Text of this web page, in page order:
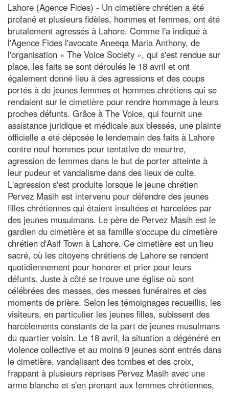
Lahore (Agence Fides) - Un cimetière chrétien a été
profané et plusieurs fidèles, hommes et femmes, ont été
brutalement agressés à Lahore. Comme l'a indiqué à
l'Agence Fides l'avocate Aneeqa Maria Anthony, de
l'organisation « The Voice Society », qui s'est rendue sur
place, les faits se sont déroulés le 18 avril et ont
également donné lieu à des agressions et des coups
portés à de jeunes femmes et hommes chrétiens qui se
rendaient sur le cimetière pour rendre hommage à leurs
proches défunts. Grâce à The Voice, qui fournit une
assistance juridique et médicale aux blessés, une plainte
officielle a été déposée le lendemain des faits à Lahore
contre neuf hommes pour tentative de meurtre,
agression de femmes dans le but de porter atteinte à
leur pudeur et vandalisme dans des lieux de culte.
L'agression s'est produite lorsque le jeune chrétien
Pervez Masih est intervenu pour défendre des jeunes
filles chrétiennes qui étaient insultées et harcelées par
des jeunes musulmans. Le père de Pervez Masih est le
gardien du cimetière et sa famille s'occupe du cimetière
chrétien d'Asif Town à Lahore. Ce cimetière est un lieu
sacré, où les citoyens chrétiens de Lahore se rendent
quotidiennement pour honorer et prier pour leurs
défunts. Juste à côté se trouve une église où sont
célébrées des messes, des messes funéraires et des
moments de prière. Selon les témoignages recueillis, les
visiteurs, en particulier les jeunes filles, subissent des
harcèlements constants de la part de jeunes musulmans
du quartier voisin. Le 18 avril, la situation a dégénéré en
violence collective et au moins 9 jeunes sont entrés dans
le cimetière, vandalisant des tombes et des croix,
frappant à plusieurs reprises Pervez Masih avec une
arme blanche et s'en prenant aux femmes chrétiennes,